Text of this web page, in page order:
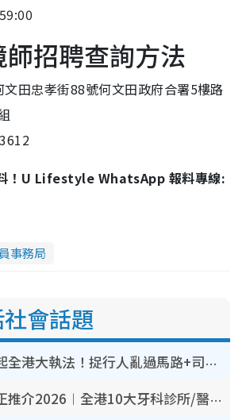
師招聘查詢方法
田忠孝街88號何文田政府合署5樓路
！U Lifestyle WhatsApp 報料專線:
事務局
會話題
警方即日起全港大執法！捉行人亂過馬路+司機不專注駕駛！亂過馬路罰$2000
洗牙平靚正推介2026︱全港10大牙科診所/醫院懶人包 夜診至8點/鎮靜潔牙/醫療券適用